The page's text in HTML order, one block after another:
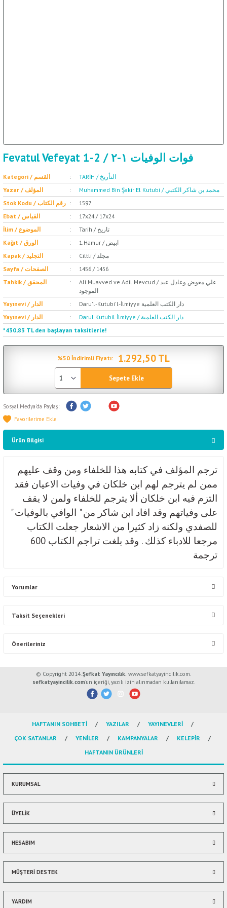
Fevatul Vefeyat 1-2 / فوات الوفيات ١-٢
Kategori / القسم
TARİH / التأريخ
Yazar / المؤلف
Muhammed Bin Şakir El Kutubi / محمد بن شاكر الكتبي
Stok Kodu / رقم الكتاب
1597
Ebat / القياس
17x24 / 17x24
İlim / الموضوع
Tarih / تاريخ
Kağıt / الورق
1.Hamur / ابيض
Kapak / التجليد
Ciltli / مجلد
Sayfa / الصفحات
1456 / 1456
Tahkik / المحقق
Ali Muavved ve Adil Mevcud / علي معوض وعادل عبد
الموجود
Yayınevi / الدار
Daru'l-Kutubi'l-İlmiyye دار الكتب العلمية
Yayınevi / الدار
Darul Kutubil İlmiyye / دار الكتب العلمية
*430,83 TL den başlayan taksitlerle!
%50 İndirimli Fiyatı: 1.292,50 TL
Sepete Ekle
Sosyal Medya'da Paylaş:
Ürün Bilgisi
ترجم المؤلف في كتابه هذا للخلفاء ومن وقف عليهم
ممن لم يترجم لهم ابن خلكان في وفيات الاعيان فقد
التزم فيه ابن خلكان ألا يترجم للخلفاء ولمن لا يقف
على وفياتهم وقد افاد ابن شاكر من " الوافي بالوفيات "
للصفدي ولكنه زاد كثيرا من الاشعار جعلت الكتاب
مرجعا للادباء كذلك . وقد بلغت تراجم الكتاب 600
ترجمة
Yorumlar
Taksit Seçenekleri
Önerileriniz
Bu ürünün fiyat bilgisi, resim, ürün açıklamalarında ve diğer konularda
yetersiz gördüğünüz noktaları öneri formunu kullanarak tarafımıza
Görüş ve önerileriniz için teşekkür ederiz.
Ürün resmi kalitesiz, bozuk veya görüntülenemiyor.
Ürün açıklamasında eksik bilgiler bulunuyor.
Ürün bilgilerinde hatalar bulunuyor.
Bu ürüne benzer farklı alternatifler olmalı.
© Copyright 2014.Şefkat Yayıncılık. www.sefkatyayincilik.com.
sefkatyayincilik.com’un içeriği, yazılı izin alınmadan kullanılamaz.
HAFTANIN SOHBETİ YAZILAR
YAYINEVLERİ
ÇOK SATANLAR
YENİLER KAMPANYALAR
KELEPİR
HAFTANIN ÜRÜNLERİ
KURUMSAL
ÜYELİK
HESABIM
MÜŞTERİ DESTEK
YARDIM